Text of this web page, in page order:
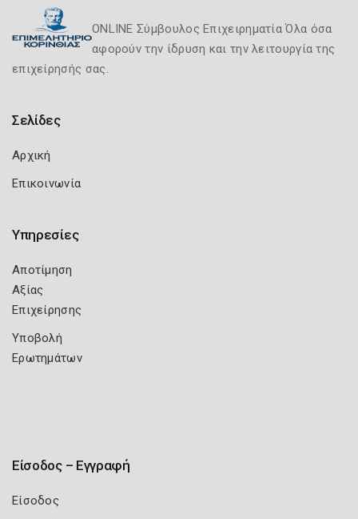
ONLINE Σύμβουλος Επιχειρηματία Όλα όσα
αφορούν την ίδρυση και την λειτουργία της
επιχείρησής σας.
Σελίδες
Αρχική
Επικοινωνία
Υπηρεσίες
Αποτίμηση
Αξίας
Επιχείρησης
Υποβολή
Ερωτημάτων
Είσοδος – Εγγραφή
Είσοδος